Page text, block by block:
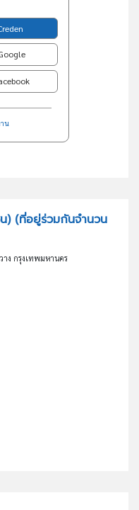
น
) (ที่อยู่ร่วมกันจำนวน
ง กรุงเทพมหานคร